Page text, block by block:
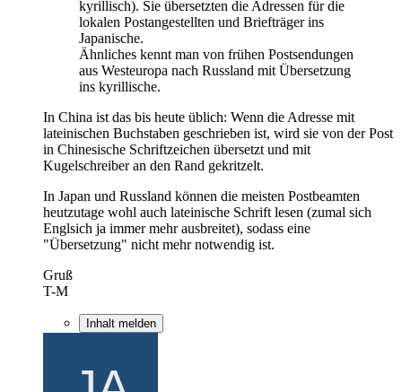
kyrillisch). Sie übersetzten die Adressen für die
lokalen Postangestellten und Briefträger ins
Japanische.
Ähnliches kennt man von frühen Postsendungen
aus Westeuropa nach Russland mit Übersetzung
ins kyrillische.
In China ist das bis heute üblich: Wenn die Adresse mit
lateinischen Buchstaben geschrieben ist, wird sie von der Post
in Chinesische Schriftzeichen übersetzt und mit
Kugelschreiber an den Rand gekritzelt.
In Japan und Russland können die meisten Postbeamten
heutzutage wohl auch lateinische Schrift lesen (zumal sich
Englsich ja immer mehr ausbreitet), sodass eine
"Übersetzung" nicht mehr notwendig ist.
Gruß
T-M
Inhalt melden